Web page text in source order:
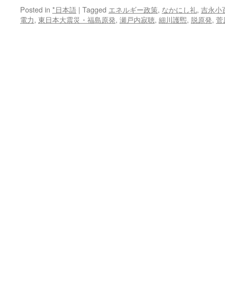
Posted in *日本語 | Tagged エネルギー政策, なかにし礼, 吉永小
電力, 東日本大震災・福島原発, 瀬戸内寂聴, 細川護煕, 脱原発, 菅